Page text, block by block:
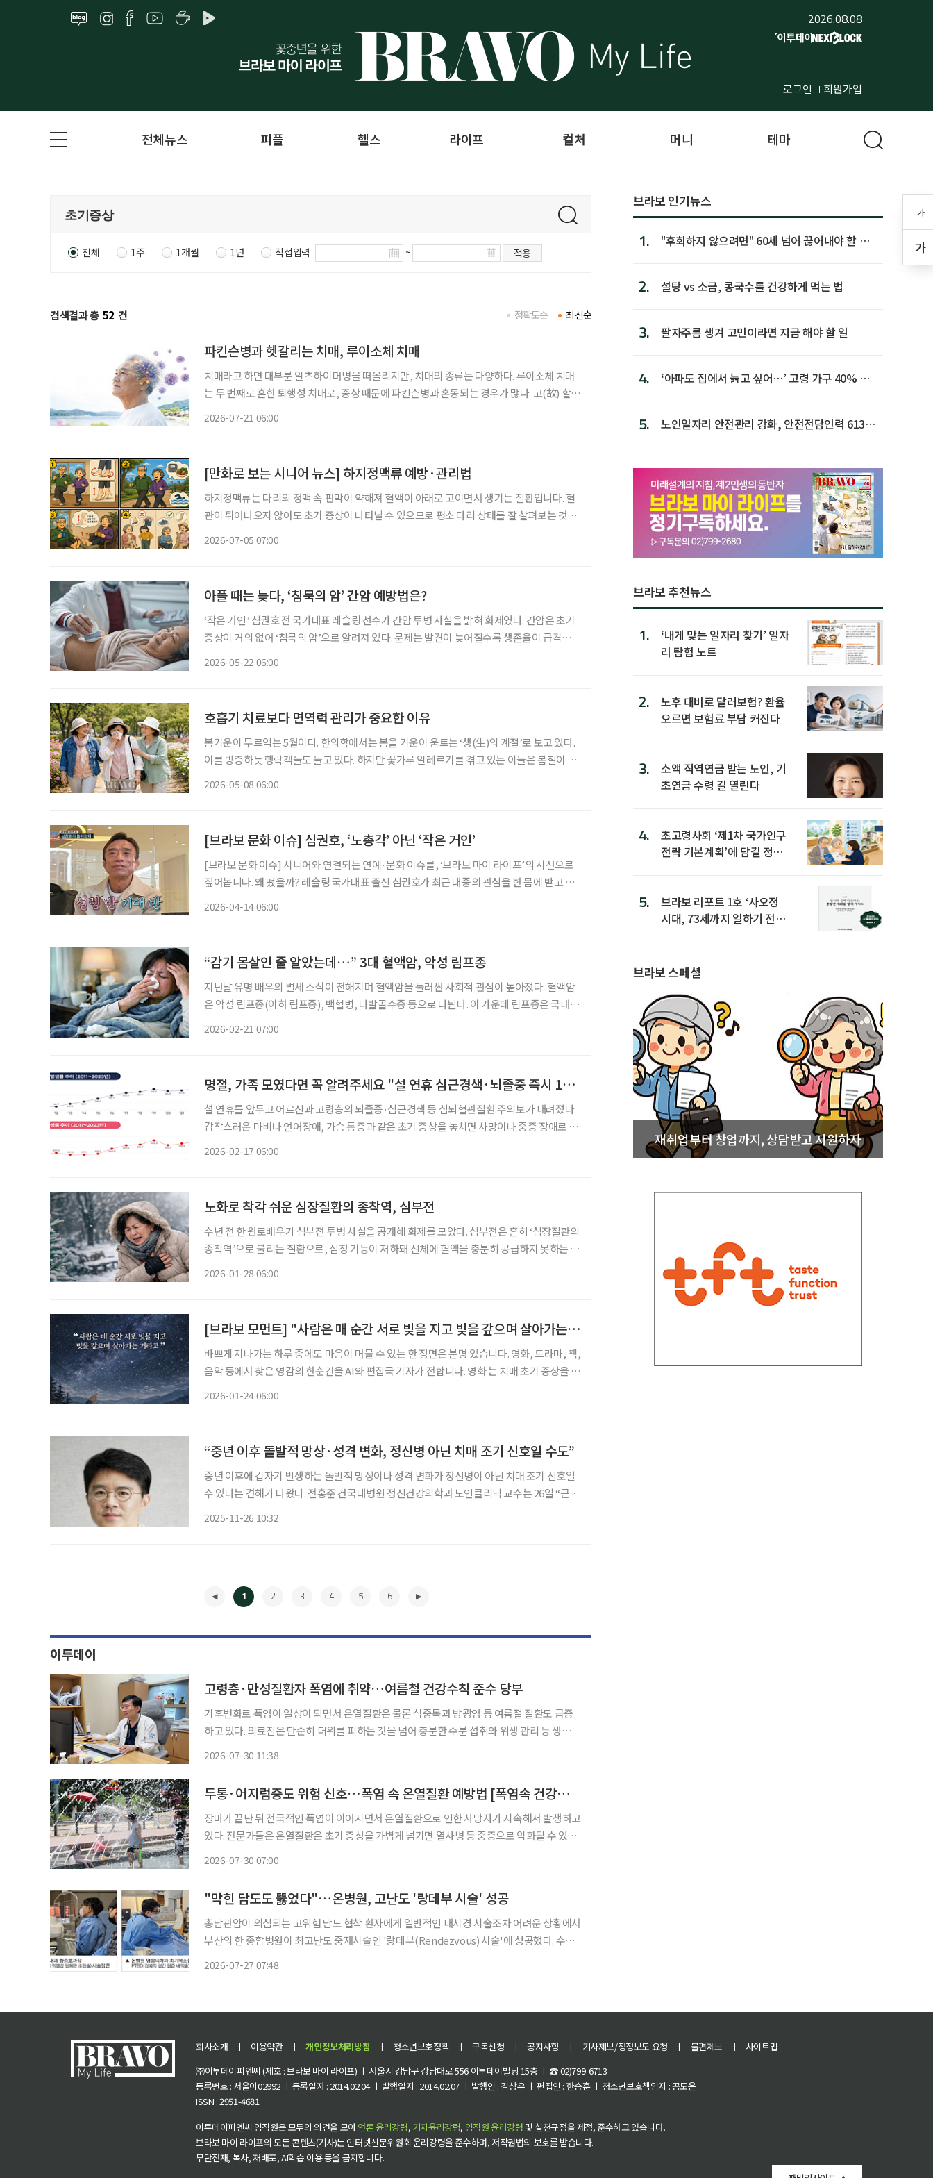
2026.08.08
로그인 회원가입
가
가
전체뉴스 피플 헬스 라이프 컬처 머니 테마
전체 1주 1개월 1년 직접입력 ~ 적용
검색결과 총 52 건 최신순
정확도순
파킨슨병과 헷갈리는 치매, 루이소체 치매
치매라고 하면 대부분 알츠하이머병을 떠올리지만, 치매의 종류는 다양하다. 루이소체 치매
는 두 번째로 흔한 퇴행성 치매로, 증상 때문에 파킨슨병과 혼동되는 경우가 많다. 고(故) 할리
2026-07-21 06:00
[만화로 보는 시니어 뉴스] 하지정맥류 예방·관리법
하지정맥류는 다리의 정맥 속 판막이 약해져 혈액이 아래로 고이면서 생기는 질환입니다. 혈
관이 튀어나오지 않아도 초기 증상이 나타날 수 있으므로 평소 다리 상태를 잘 살펴보는 것이
2026-07-05 07:00
아플 때는 늦다, ‘침묵의 암’ 간암 예방법은?
‘작은 거인’ 심권호 전 국가대표 레슬링 선수가 간암 투병 사실을 밝혀 화제였다. 간암은 초기
증상이 거의 없어 ‘침묵의 암’으로 알려져 있다. 문제는 발견이 늦어질수록 생존율이 급격히
2026-05-22 06:00
호흡기 치료보다 면역력 관리가 중요한 이유
봄기운이 무르익는 5월이다. 한의학에서는 봄을 기운이 움트는 ‘생(生)의 계절’로 보고 있다.
이를 방증하듯 행락객들도 늘고 있다. 하지만 꽃가루 알레르기를 겪고 있는 이들은 봄철이 마
2026-05-08 06:00
[브라보 문화 이슈] 심권호, ‘노총각’ 아닌 ‘작은 거인’
[브라보 문화 이슈] 시니어와 연결되는 연예·문화 이슈를, ‘브라보 마이 라이프’의 시선으로
짚어봅니다. 왜 떴을까? 레슬링 국가대표 출신 심권호가 최근 대중의 관심을 한 몸에 받고 있
2026-04-14 06:00
“감기 몸살인 줄 알았는데…” 3대 혈액암, 악성 림프종
지난달 유명 배우의 별세 소식이 전해지며 혈액암을 둘러싼 사회적 관심이 높아졌다. 혈액암
은 악성 림프종(이하 림프종), 백혈병, 다발골수종 등으로 나뉜다. 이 가운데 림프종은 국내에
2026-02-21 07:00
명절, 가족 모였다면 꼭 알려주세요 "설 연휴 심근경색·뇌졸중 즉시 119"
설 연휴를 앞두고 어르신과 고령층의 뇌졸중·심근경색 등 심뇌혈관질환 주의보가 내려졌다.
갑작스러운 마비나 언어장애, 가슴 통증과 같은 초기 증상을 놓치면 사망이나 중증 장애로 이
2026-02-17 06:00
노화로 착각 쉬운 심장질환의 종착역, 심부전
수년 전 한 원로배우가 심부전 투병 사실을 공개해 화제를 모았다. 심부전은 흔히 ‘심장질환의
종착역’으로 불리는 질환으로, 심장 기능이 저하돼 신체에 혈액을 충분히 공급하지 못하는 상
2026-01-28 06:00
[브라보 모먼트] "사람은 매 순간 서로 빚을 지고 빚을 갚으며 살아가는 거라고"
바쁘게 지나가는 하루 중에도 마음이 머물 수 있는 한 장면은 분명 있습니다. 영화, 드라마, 책,
음악 등에서 찾은 영감의 한순간을 AI와 편집국 기자가 전합니다. 영화 는 치매 초기 증상을 보
2026-01-24 06:00
“중년 이후 돌발적 망상·성격 변화, 정신병 아닌 치매 조기 신호일 수도”
중년 이후에 갑자기 발생하는 돌발적 망상이나 성격 변화가 정신병이 아닌 치매 조기 신호일
수 있다는 견해가 나왔다. 전홍준 건국대병원 정신건강의학과 노인클리닉 교수는 26일 “근거
2025-11-26 10:32
1 2 3 4 5 6
이투데이
고령층·만성질환자 폭염에 취약…여름철 건강수칙 준수 당부
기후변화로 폭염이 일상이 되면서 온열질환은 물론 식중독과 방광염 등 여름철 질환도 급증
하고 있다. 의료진은 단순히 더위를 피하는 것을 넘어 충분한 수분 섭취와 위생 관리 등 생활
2026-07-30 11:38
두통·어지럼증도 위험 신호…폭염 속 온열질환 예방법 [폭염속 건강관리]
장마가 끝난 뒤 전국적인 폭염이 이어지면서 온열질환으로 인한 사망자가 지속해서 발생하고
있다. 전문가들은 온열질환은 초기 증상을 가볍게 넘기면 열사병 등 중증으로 악화될 수 있는
2026-07-30 07:00
"막힌 담도도 뚫었다"…온병원, 고난도 '랑데부 시술' 성공
총담관암이 의심되는 고위험 담도 협착 환자에게 일반적인 내시경 시술조차 어려운 상황에서
부산의 한 종합병원이 최고난도 중재시술인 '랑데부(Rendezvous) 시술'에 성공했다. 수도
2026-07-27 07:48
브라보 인기뉴스
1.
"후회하지 않으려면" 60세 넘어 끊어내야 할 사
2. 설탕 vs 소금, 콩국수를 건강하게 먹는 법
3. 팔자주름 생겨 고민이라면 지금 해야 할 일
4.
‘아파도 집에서 늙고 싶어…’ 고령 가구 40% 노
5.
노인일자리 안전관리 강화, 안전전담인력 613명
브라보 추천뉴스
1.
‘내게 맞는 일자리 찾기’ 일자
리 탐험 노트
2.
노후 대비로 달러보험? 환율
오르면 보험료 부담 커진다
3.
소액 직역연금 받는 노인, 기
초연금 수령 길 열린다
4.
초고령사회 ‘제1차 국가인구
전략 기본계획’에 담길 정책
5.
브라보 리포트 1호 ‘사오정
시대, 73세까지 일하기 전략’
브라보 스페셜
재취업부터 창업까지, 상담받고 지원하자
회사소개 ㅣ 이용약관 ㅣ 개인정보처리방침 ㅣ 청소년보호정책 ㅣ 구독신청 ㅣ 공지사항 ㅣ 기사제보/정정보도 요청 ㅣ 불편제보 ㅣ
사이트맵
㈜이투데이피엔씨 (제호 : 브라보 마이 라이프) ㅣ 서울시 강남구 강남대로 556 이투데이빌딩 15층 ㅣ ☎ 02)799-6713
등록번호 : 서울아02992 ㅣ 등록일자 : 2014.02.04 ㅣ 발행일자 : 2014.02.07 ㅣ 발행인 : 김상우 ㅣ 편집인 : 한승훈 ㅣ 청소년보호책임자 : 공도윤
ISSN : 2951-4681
이투데이피엔씨 임직원은 모두의 의견을 모아언론 윤리강령, 기자윤리강령, 임직원 윤리강령 및 실천규정을 제정, 준수하고 있습니다.
브라보 마이 라이프의 모든 콘텐츠(기사)는 인터넷신문위원회 윤리강령을 준수하며, 저작권법의 보호를 받습니다.
무단전재, 복사, 재배포, AI학습 이용 등을 금지합니다.